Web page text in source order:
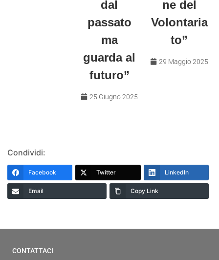
dal
passato
ma
guarda al
futuro”
25 Giugno 2025
ne del
Volontaria
to”
29 Maggio 2025
Condividi:
Facebook Twitter LinkedIn
Email Copy Link
CONTATTACI